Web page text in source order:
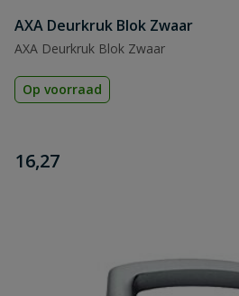
AXA Deurkruk Blok Zwaar
AXA Deurkruk Blok Zwaar
Op voorraad
€
16,27